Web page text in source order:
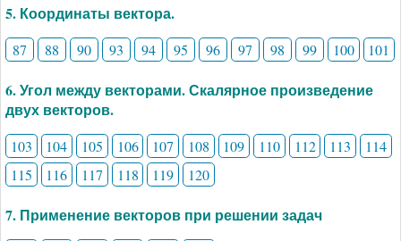
5. Координаты вектора.
87 88 90 93 94 95 96 97 98 99 100 101
6. Угол между векторами. Скалярное произведение
двух векторов.
103 104 105 106 107 108 109 110 112 113
114
115
116 117 118 119 120
7. Применение векторов при решении задач